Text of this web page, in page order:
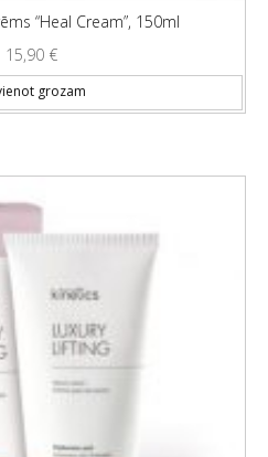
“Heal Cream”, 150ml
15,90 €
grozam